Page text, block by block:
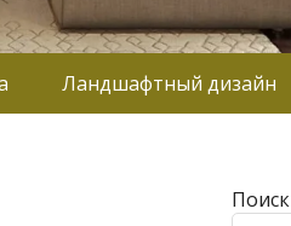
Ландшафтный дизайн
Поиск